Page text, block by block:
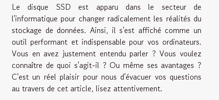
Le disque SSD est apparu dans le secteur de
l'informatique pour changer radicalement les réalités du
stockage de données. Ainsi, il s'est affiché comme un
outil performant et indispensable pour vos ordinateurs.
Vous en avez justement entendu parler ? Vous voulez
connaître de quoi s'agit-il ? Ou même ses avantages ?
C'est un réel plaisir pour nous d'évacuer vos questions
au travers de cet article, lisez attentivement.